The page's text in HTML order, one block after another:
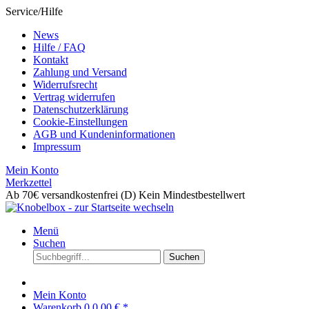
Service/Hilfe
News
Hilfe / FAQ
Kontakt
Zahlung und Versand
Widerrufsrecht
Vertrag widerrufen
Datenschutzerklärung
Cookie-Einstellungen
AGB und Kundeninformationen
Impressum
Mein Konto
Merkzettel
Ab 70€ versandkostenfrei (D) Kein Mindestbestellwert
Menü
Suchen
Suchen
Mein Konto